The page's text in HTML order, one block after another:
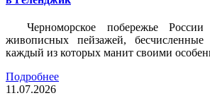
Черноморское побережье
живописных пейзажей,
каждый из которых манит своими
Подробнее
11.07.2026